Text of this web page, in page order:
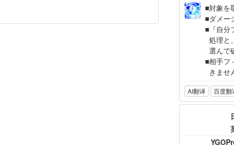
対象を
ダメー
『自
処理と
選んで
相手フ
きませ
AI翻译 百度翻